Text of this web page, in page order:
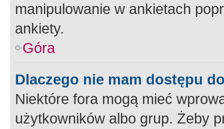
manipulowanie w ankietach
ankiety.
Góra
Dlaczego nie mam dostępu
Niektóre fora mogą mieć
użytkowników albo grup. Żeby